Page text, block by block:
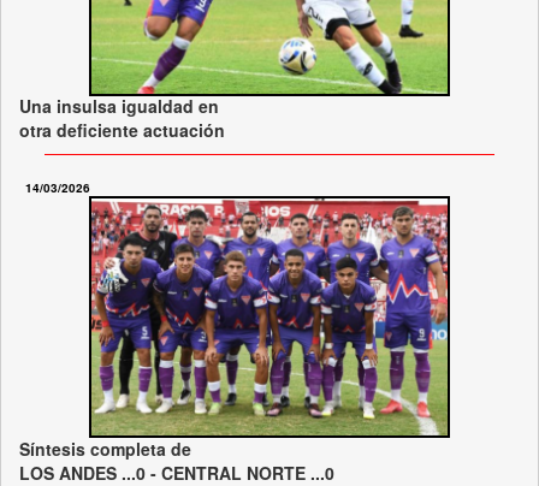
Una insulsa igualdad en
otra deficiente actuación
14/03/2026
Síntesis completa de
LOS ANDES ...0 - CENTRAL NORTE ...0